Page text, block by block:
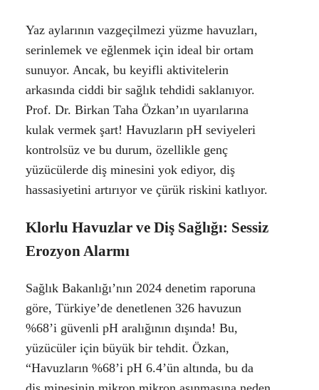
Yaz aylarının vazgeçilmezi yüzme havuzları,
serinlemek ve eğlenmek için ideal bir ortam
sunuyor. Ancak, bu keyifli aktivitelerin
arkasında ciddi bir sağlık tehdidi saklanıyor.
Prof. Dr. Birkan Taha Özkan’ın uyarılarına
kulak vermek şart! Havuzların pH seviyeleri
kontrolsüz ve bu durum, özellikle genç
yüzücülerde diş minesini yok ediyor, diş
hassasiyetini artırıyor ve çürük riskini katlıyor.
Klorlu Havuzlar ve Diş Sağlığı: Sessiz
Erozyon Alarmı
Sağlık Bakanlığı’nın 2024 denetim raporuna
göre, Türkiye’de denetlenen 326 havuzun
%68’i güvenli pH aralığının dışında! Bu,
yüzücüler için büyük bir tehdit. Özkan,
“Havuzların %68’i pH 6.4’ün altında, bu da